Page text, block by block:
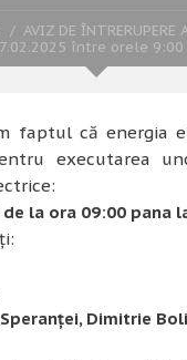
AVIZ DE ÎNTRERUPERE
între orele
faptul că energia
executarea
de la ora 09:00 pana
Dimitrie